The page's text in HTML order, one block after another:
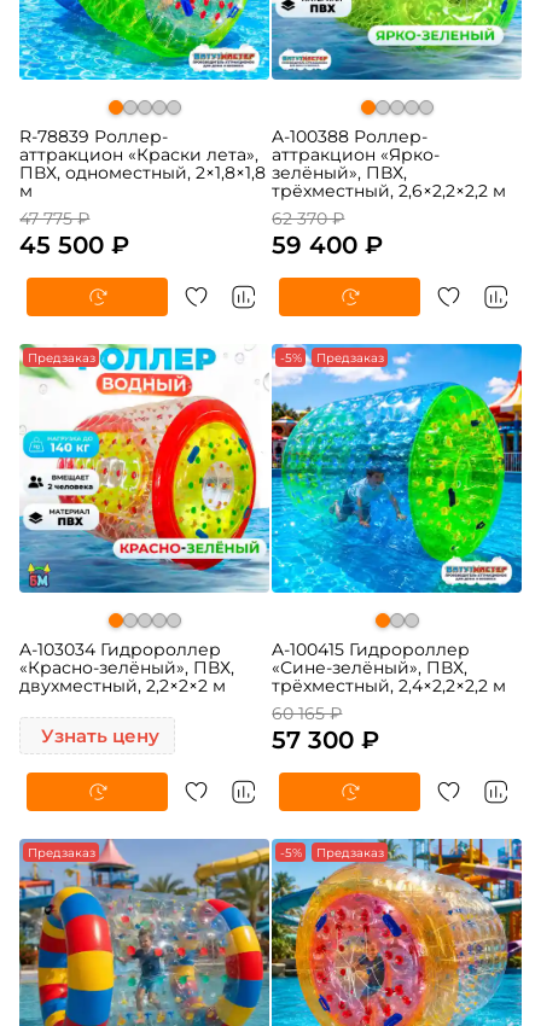
R-78839 Роллер-
аттракцион «Краски лета»,
ПВХ, одноместный, 2×1,8×1,8
м
47 775 ₽
45 500 ₽
A-100388 Роллер-
аттракцион «Ярко-
зелёный», ПВХ,
трёхместный, 2,6×2,2×2,2 м
62 370 ₽
59 400 ₽
Предзаказ
A-103034 Гидророллер
«Красно-зелёный», ПВХ,
двухместный, 2,2×2×2 м
Узнать цену
-5% Предзаказ
A-100415 Гидророллер
«Сине-зелёный», ПВХ,
трёхместный, 2,4×2,2×2,2 м
60 165 ₽
57 300 ₽
Предзаказ -5% Предзаказ